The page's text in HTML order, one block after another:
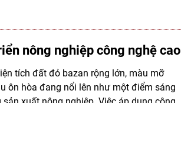
nông nghiệp công nghệ cao
tích đất đỏ bazan rộng lớn, màu mỡ
ôn hòa đang nổi lên như một điểm sáng
xuất nông nghiệp. Việc áp dụng công